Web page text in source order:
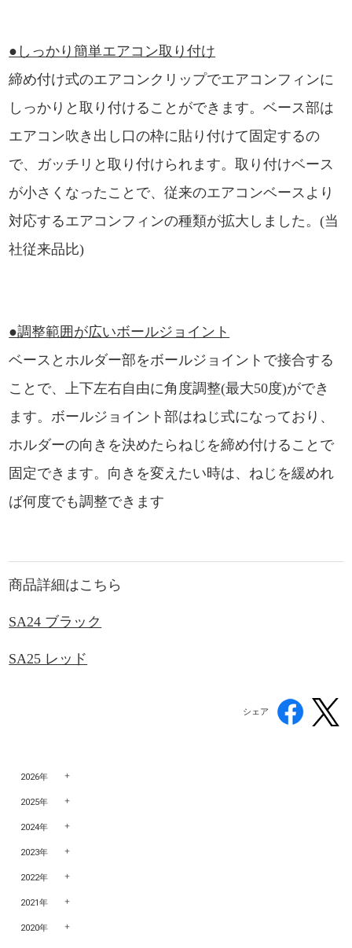
●しっかり簡単エアコン取り付け
締め付け式のエアコンクリップでエアコンフィンに
しっかりと取り付けることができます。ベース部は
エアコン吹き出し口の枠に貼り付けて固定するの
で、ガッチリと取り付けられます。取り付けベース
が小さくなったことで、従来のエアコンベースより
対応するエアコンフィンの種類が拡大しました。(当
社従来品比)
●調整範囲が広いボールジョイント
ベースとホルダー部をボールジョイントで接合する
ことで、上下左右自由に角度調整(最大50度)ができ
ます。ボールジョイント部はねじ式になっており、
ホルダーの向きを決めたらねじを締め付けることで
固定できます。向きを変えたい時は、ねじを緩めれ
ば何度でも調整できます
商品詳細はこちら
SA24 ブラック
SA25 レッド
シェア
2026年
2025年
2024年
2023年
2022年
2021年
2020年